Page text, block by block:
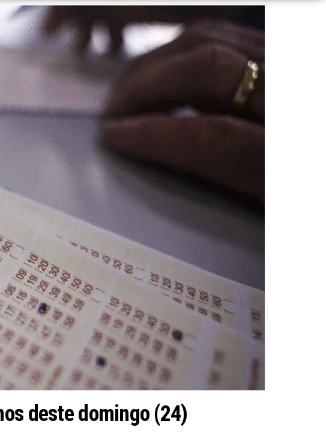
deste domingo (24)